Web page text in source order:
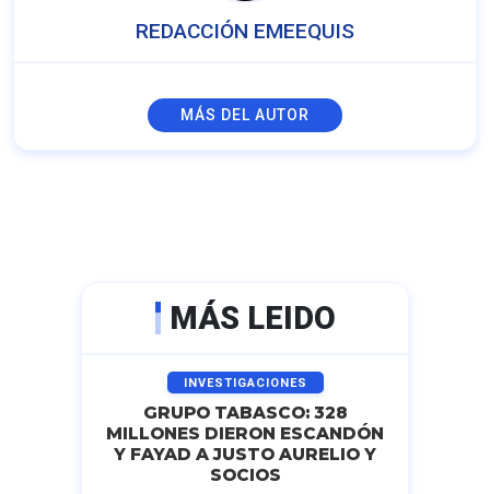
REDACCIÓN EMEEQUIS
MÁS DEL AUTOR
MÁS LEIDO
INVESTIGACIONES
GRUPO TABASCO: 328
MILLONES DIERON ESCANDÓN
Y FAYAD A JUSTO AURELIO Y
SOCIOS